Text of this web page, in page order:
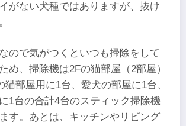
がない犬種ではありますが、抜け
ので気がつくといつも掃除をして
め、掃除機は2Fの猫部屋（2部屋）
猫部屋用に1台、愛犬の部屋に1台、
1台の合計4台のスティック掃除機
す。あとは、キッチンやリビング